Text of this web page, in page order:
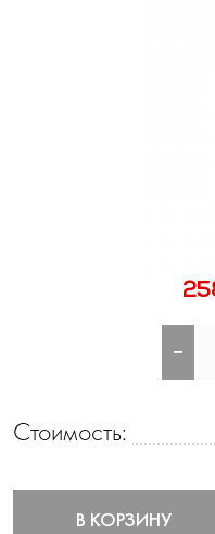
-
Стоимость:
В КОРЗИНУ